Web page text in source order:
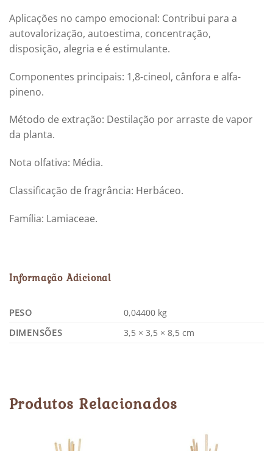
Aplicações no campo emocional: Contribui para a
autovalorização, autoestima, concentração,
disposição, alegria e é estimulante.
Componentes principais: 1,8-cineol, cânfora e alfa-
pineno.
Método de extração: Destilação por arraste de vapor
da planta.
Nota olfativa: Média.
Classificação de fragrância: Herbáceo.
Família: Lamiaceae.
Informação Adicional
PESO
0,04400 kg
DIMENSÕES
3,5 × 3,5 × 8,5 cm
Produtos Relacionados